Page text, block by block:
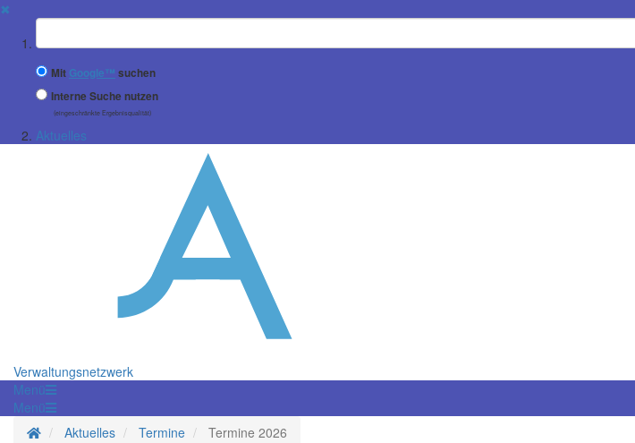
✖
Suchbegriff
Mit Google™ suchen
Interne Suche nutzen
(eingeschränkte Ergebnisqualität)
Aktuelles
Verwaltungsnetzwerk
Menü
Menü
Startseite
Aktuelles Termine Termine 2026